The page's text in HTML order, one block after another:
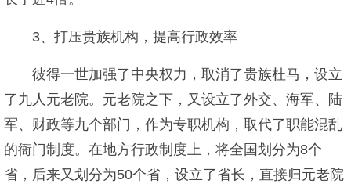
3、打压贵族机构，提高行政效率
彼得一世加强了中央权力，取消了贵族杜马，设立
了九人元老院。元老院之下，又设立了外交、海军、陆
军、财政等九个部门，作为专职机构，取代了职能混乱
的衙门制度。在地方行政制度上，将全国划分为8个
省，后来又划分为50个省，设立了省长，直接归元老院